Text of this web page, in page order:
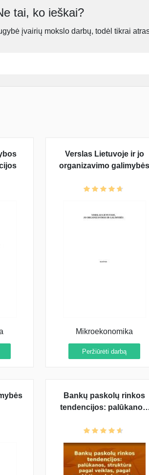
tai, ko ieškai?
įvairių mokslo darbų, todėl tikrai
Verslas Lietuvoje ir jo
organizavimo galimybės
Mikroekonomika
Peržiūrėti darbą
Bankų paskolų rinkos
tendencijos: palūkanos,
pagal paskirtį, paskolų
augimo priežastys